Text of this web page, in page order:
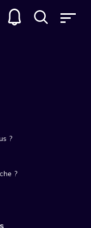
CITÉS
?
?